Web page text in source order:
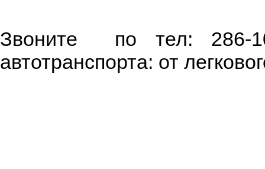
Звоните по тел: 286-
автотранспорта: от